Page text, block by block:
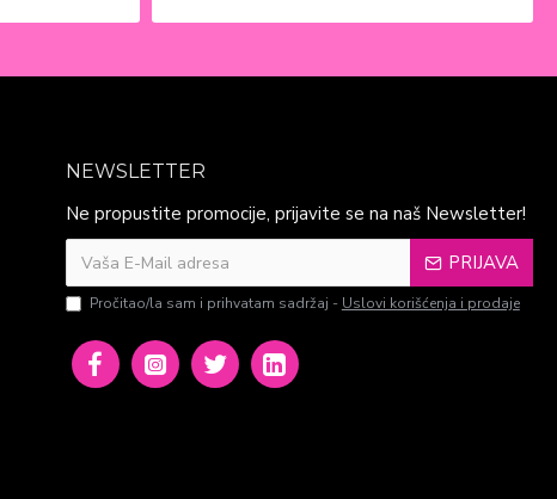
NEWSLETTER
Ne propustite promocije, prijavite se na naš Newsletter!
PRIJAVA
Pročitao/la sam i prihvatam sadržaj - Uslovi korišćenja i prodaje